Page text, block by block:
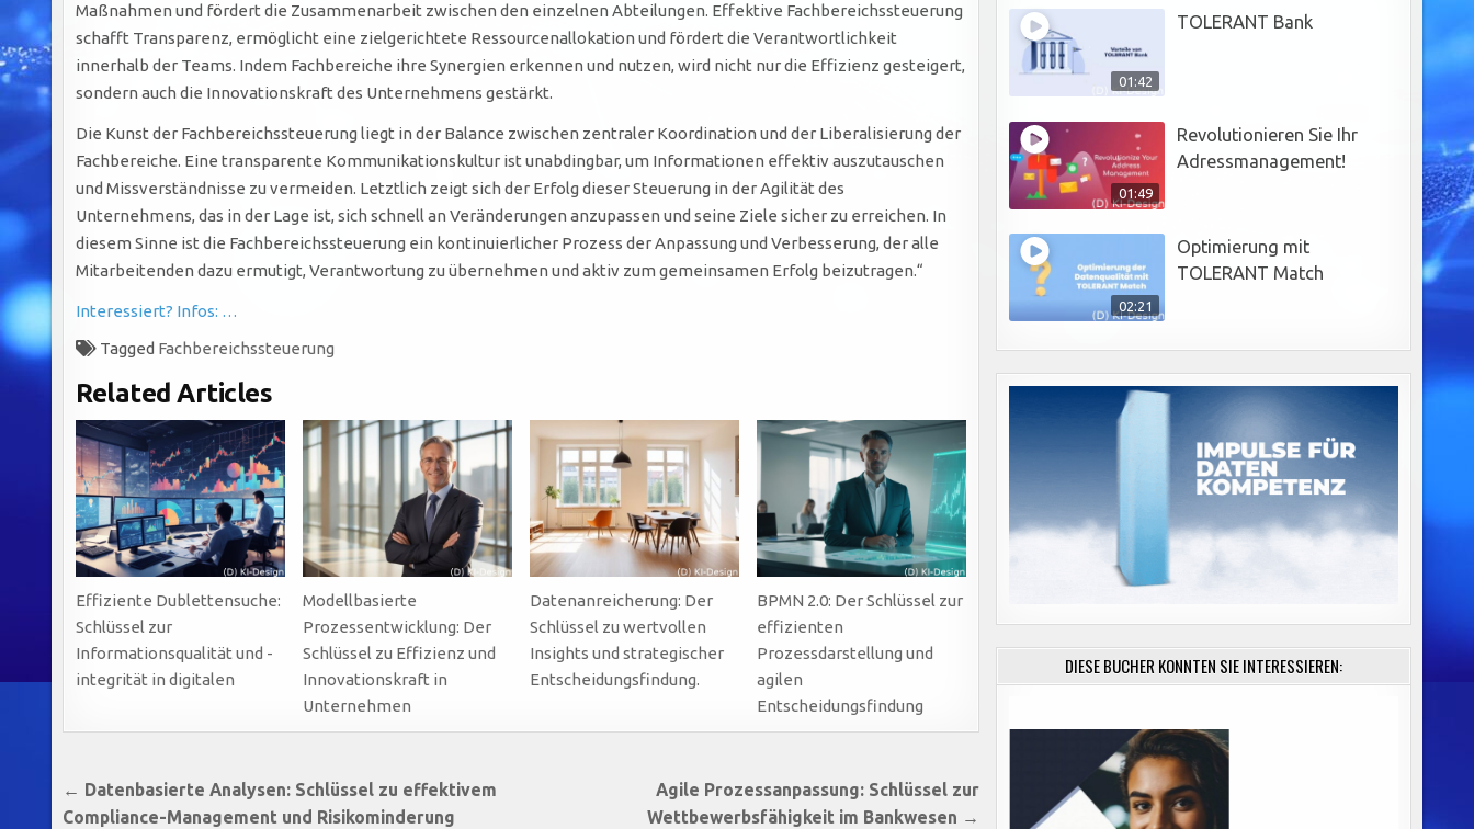
Maßnahmen und fördert die Zusammenarbeit zwischen den einzelnen Abteilungen. Effektive Fachbereichssteuerung
schafft Transparenz, ermöglicht eine zielgerichtete Ressourcenallokation und fördert die Verantwortlichkeit
innerhalb der Teams. Indem Fachbereiche ihre Synergien erkennen und nutzen, wird nicht nur die Effizienz gesteigert,
sondern auch die Innovationskraft des Unternehmens gestärkt.
Die Kunst der Fachbereichssteuerung liegt in der Balance zwischen zentraler Koordination und der Liberalisierung der
Fachbereiche. Eine transparente Kommunikationskultur ist unabdingbar, um Informationen effektiv auszutauschen
und Missverständnisse zu vermeiden. Letztlich zeigt sich der Erfolg dieser Steuerung in der Agilität des
Unternehmens, das in der Lage ist, sich schnell an Veränderungen anzupassen und seine Ziele sicher zu erreichen. In
diesem Sinne ist die Fachbereichssteuerung ein kontinuierlicher Prozess der Anpassung und Verbesserung, der alle
Mitarbeitenden dazu ermutigt, Verantwortung zu übernehmen und aktiv zum gemeinsamen Erfolg beizutragen.“
Interessiert? Infos: …
Tagged Fachbereichssteuerung
Related Articles
Effiziente Dublettensuche:
Schlüssel zur
Informationsqualität und -
integrität in digitalen
Modellbasierte
Prozessentwicklung: Der
Schlüssel zu Effizienz und
Innovationskraft in
Unternehmen
Datenanreicherung: Der
Schlüssel zu wertvollen
Insights und strategischer
Entscheidungsfindung.
BPMN 2.0: Der Schlüssel zur
effizienten
Prozessdarstellung und
agilen
Entscheidungsfindung
Beitragsnavigation
Agile Prozessanpassung: Schlüssel zur
Wettbewerbsfähigkeit im Bankwesen →
← Datenbasierte Analysen: Schlüssel zu effektivem
Compliance-Management und Risikominderung
01:42
TOLERANT Bank
01:49
Revolutionieren Sie Ihr
Adressmanagement!
02:21
Optimierung mit
TOLERANT Match
DIESE BÜCHER KÖNNTEN SIE INTERESSIEREN: